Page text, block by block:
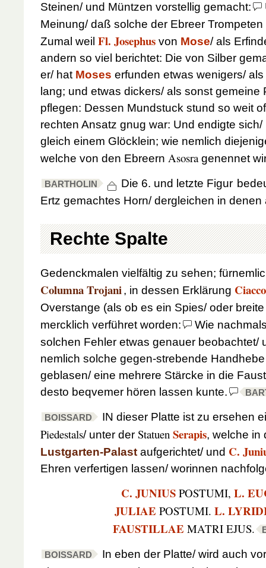
Steinen/ und Müntzen vorstellig gemacht:
Meinung/ daß solche der Ebreer
Zumal weil Fl. Josephus von Mose/ als
andern so viel berichtet: Die von Silber
er/ hat Moses erfunden etwas wenigers/
lang; und etwas dickers/ als sonst gemeine
pflegen: Dessen Mundstuck stund so weit
rechten Ansatz gnug war: Und endigte
gleich einem Glöcklein; wie nemlich
welche von den Ebreern Asosragenennet
BARTHOLIN Die 6. und letzte Figur
Ertz gemachtes Horn/ dergleichen in denen
Rechte Spalte
Gedenckmalen vielfältig zu sehen;
Columna Trojani, in dessen Erklärung
Overstange (als ob es ein Spies/ oder
mercklich verführet worden:
Wie
solchen Fehler etwas genauer beobachtet/
nemlich solche gegen-strebende
geblasen/ eine mehrere Stärcke in die
desto beqvemer hören lassen kunte.
BOISSARD IN dieser Platte ist zu ersehen
Piedestals/ unter der Statuen Serapis, welche in
Lustgarten-Palast aufgerichtet/ und C.
Ehren verfertigen lassen/ worinnen
C. JUNIUSPOSTUMI, L.
JULIAE POSTUMI. L.
FAUSTILLAE MATRI EJUS.
BOISSARD
In eben der Platte/ wird auch